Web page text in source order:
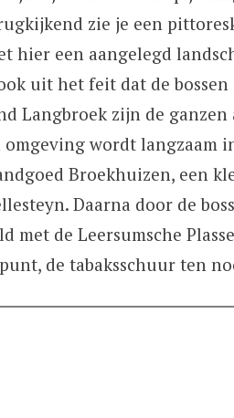
zie je een
hier een aangelegd
uit het feit dat de
Langbroek zijn de
omgeving wordt langzaam
Broekhuizen, een
Daarna door de
met de Leersumsche
de tabaksschuur ten